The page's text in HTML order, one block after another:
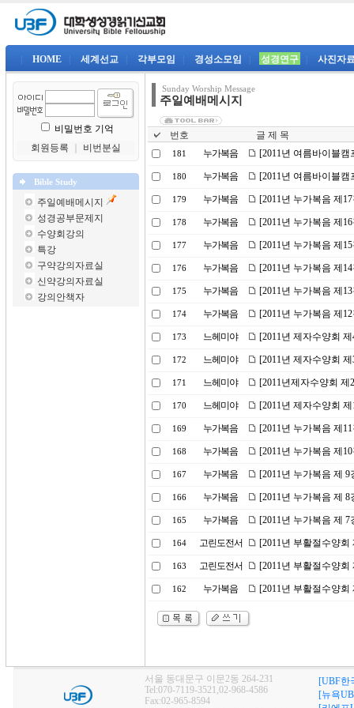
HOME 세계선교 각부모임 경성소모임 성경연구 사진자
비밀번호 기억
회원등록
비번분실
Bible Study
주일예배메시지
성경공부문제지
수양회강의
특강
구약강의자료실
신약강의자료실
강의안책자
Sunday Worship Message
주일예배메시지
번호 글 제 목
181 누가복음 [2011년 여름바이블
180 누가복음 [2011년 여름바이블
179 누가복음 [2011년 누가복음 제
178 누가복음 [2011년 누가복음 제
177 누가복음 [2011년 누가복음 제
176 누가복음 [2011년 누가복음 제
175 누가복음 [2011년 누가복음 제
174 누가복음 [2011년 누가복음 제
173 느헤미야 [2011년 제자수양회
172 느헤미야 [2011년 제자수양회
171 느헤미야 [2011년제자수양회
170 느헤미야 [2011년 제자수양회
169 누가복음 [2011년 누가복음 제
168 누가복음 [2011년 누가복음 제
167 누가복음 [2011년 누가복음 제
166 누가복음 [2011년 누가복음 제
165 누가복음 [2011년 누가복음 제
164 고린도전서 [2011년 부활절수양
163 고린도전서 [2011년 부활절수양
162 누가복음 [2011년 부활절수양
서울 동대문구 이문2동 264-231
Tel:070-7119-3521,02-968-4586
Fax:02-965-8594
[UBF한
[뉴욕